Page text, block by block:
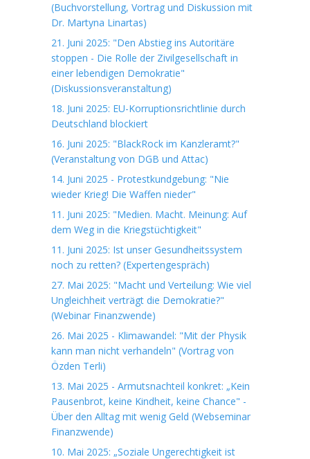
(Buchvorstellung, Vortrag und Diskussion mit
Dr. Martyna Linartas)
21. Juni 2025: "Den Abstieg ins Autoritäre
stoppen - Die Rolle der Zivilgesellschaft in
einer lebendigen Demokratie"
(Diskussionsveranstaltung)
18. Juni 2025: EU-Korruptionsrichtlinie durch
Deutschland blockiert
16. Juni 2025: "BlackRock im Kanzleramt?"
(Veranstaltung von DGB und Attac)
14. Juni 2025 - Protestkundgebung: "Nie
wieder Krieg! Die Waffen nieder"
11. Juni 2025: "Medien. Macht. Meinung: Auf
dem Weg in die Kriegstüchtigkeit"
11. Juni 2025: Ist unser Gesundheitssystem
noch zu retten? (Expertengespräch)
27. Mai 2025: "Macht und Verteilung: Wie viel
Ungleichheit verträgt die Demokratie?"
(Webinar Finanzwende)
26. Mai 2025 - Klimawandel: "Mit der Physik
kann man nicht verhandeln" (Vortrag von
Özden Terli)
13. Mai 2025 - Armutsnachteil konkret: „Kein
Pausenbrot, keine Kindheit, keine Chance" -
Über den Alltag mit wenig Geld (Webseminar
Finanzwende)
10. Mai 2025: „Soziale Ungerechtigkeit ist